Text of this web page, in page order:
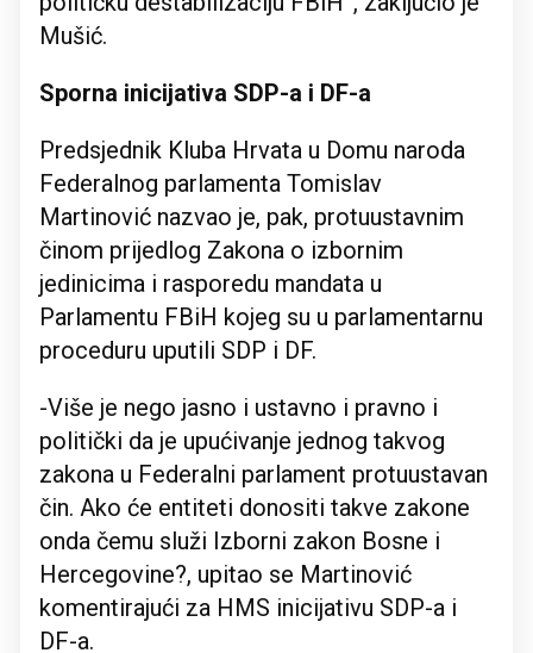
Mušić.
Sporna inicijativa SDP-a i DF-a
Predsjednik Kluba Hrvata u Domu naroda
Federalnog parlamenta Tomislav
Martinović nazvao je, pak, protuustavnim
činom prijedlog Zakona o izbornim
jedinicima i rasporedu mandata u
Parlamentu FBiH kojeg su u parlamentarnu
proceduru uputili SDP i DF.
-Više je nego jasno i ustavno i pravno i
politički da je upućivanje jednog takvog
zakona u Federalni parlament protuustavan
čin. Ako će entiteti donositi takve zakone
onda čemu služi Izborni zakon Bosne i
Hercegovine?, upitao se Martinović
komentirajući za HMS inicijativu SDP-a i
DF-a.